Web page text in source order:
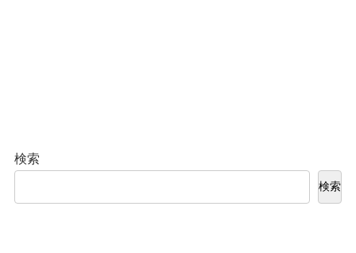
検索
検索